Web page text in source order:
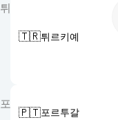
튀
🇹🇷튀르키예
포
🇵🇹포르투갈